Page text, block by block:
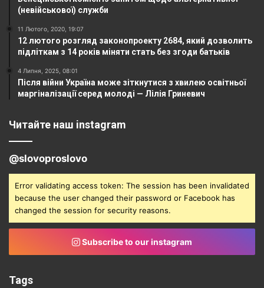
(невійськової) служби
11 Лютого, 2020, 19:07
12 лютого розгляд законопроекту 2684, який дозволить
підліткам з 14 років міняти стать без згоди батьків
4 Липня, 2025, 08:01
Після війни Україна може зіткнутися з хвилею освітньої
маргіналізації серед молоді — Лілія Гриневич
Читайте наш instagram
@slovoproslovo
Error validating access token: The session has been invalidated
because the user changed their password or Facebook has
changed the session for security reasons.
Subscribe to our instagram
Tags